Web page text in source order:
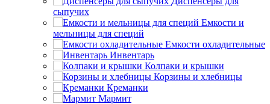
сыпучих
Емкости и
мельницы для специй
Емкости охладительные
Инвентарь
Колпаки и крышки
Корзины и хлебницы
Креманки
Мармит